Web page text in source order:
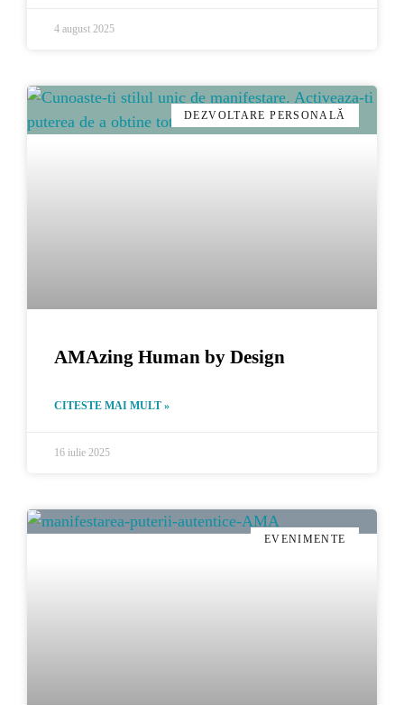
4 august 2025
DEZVOLTARE PERSONALĂ
AMAzing Human by Design
CITESTE MAI MULT »
16 iulie 2025
EVENIMENTE